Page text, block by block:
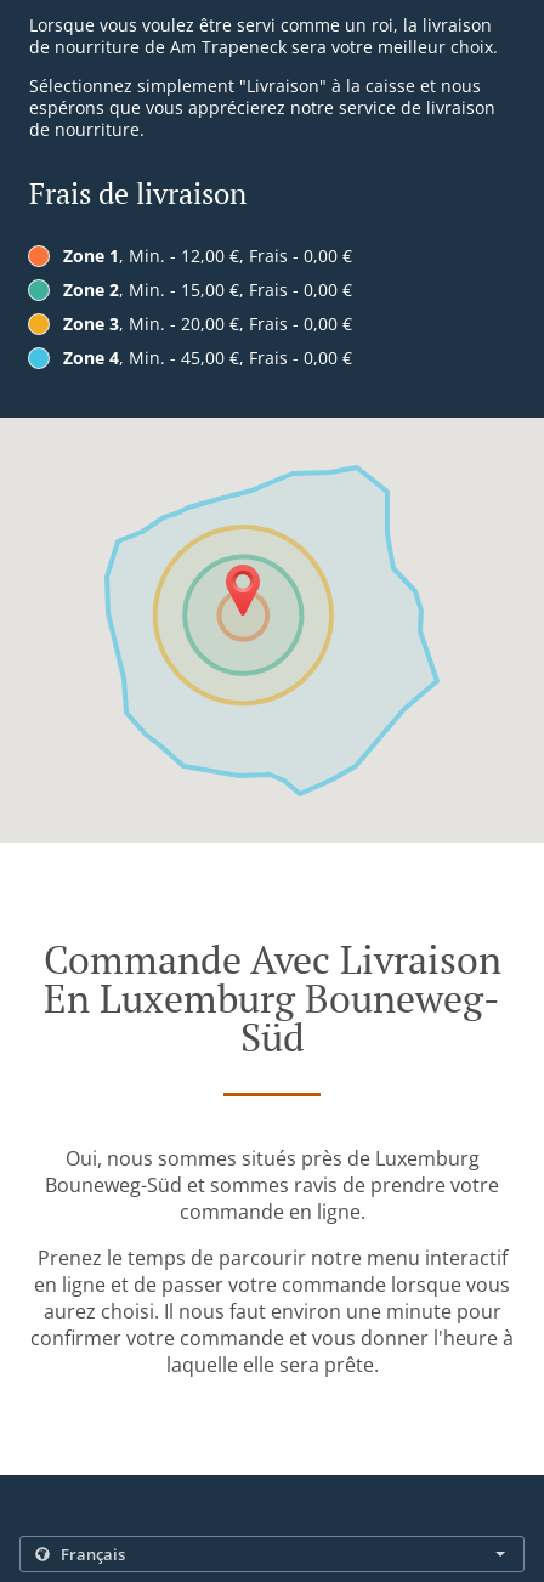
Lorsque vous voulez être servi comme un roi, la livraison
de nourriture de Am Trapeneck sera votre meilleur choix.
Sélectionnez simplement "Livraison" à la caisse et nous
espérons que vous apprécierez notre service de livraison
de nourriture.
Frais de livraison
Zone 1, Min. - 12,00 €, Frais - 0,00 €
Zone 2, Min. - 15,00 €, Frais - 0,00 €
Zone 3, Min. - 20,00 €, Frais - 0,00 €
Zone 4, Min. - 45,00 €, Frais - 0,00 €
Commande Avec Livraison
En Luxemburg Bouneweg-
Süd
Oui, nous sommes situés près de Luxemburg
Bouneweg-Süd et sommes ravis de prendre votre
commande en ligne.
Prenez le temps de parcourir notre menu interactif
en ligne et de passer votre commande lorsque vous
aurez choisi. Il nous faut environ une minute pour
confirmer votre commande et vous donner l'heure à
laquelle elle sera prête.